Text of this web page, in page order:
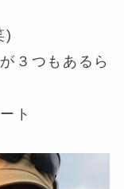
)
３つもあるら
ト